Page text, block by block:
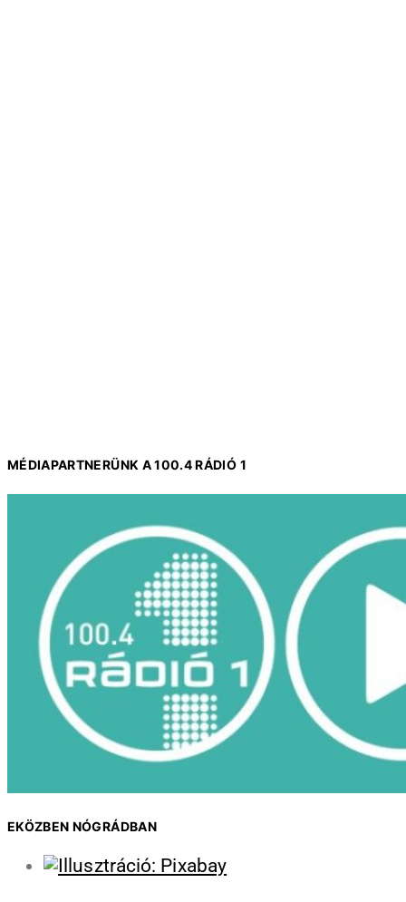
MÉDIAPARTNERÜNK A 100.4 RÁDIÓ 1
EKÖZBEN NÓGRÁDBAN